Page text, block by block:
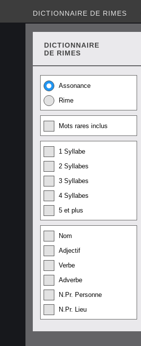
DICTIONNAIRE DE RIMES
DICTIONNAIRE
DE RIMES
Assonance
Rime
Mots rares inclus
1 Syllabe
2 Syllabes
3 Syllabes
4 Syllabes
5 et plus
Nom
Adjectif
Verbe
Adverbe
N.Pr. Personne
N.Pr. Lieu